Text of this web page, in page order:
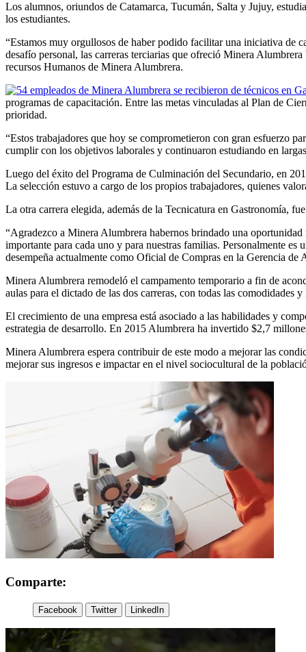
Los alumnos, oriundos de Catamarca, Tucumán, Salta y Jujuy,
los estudiantes.
“Estamos muy orgullosos de haber podido facilitar una iniciativa de
desafío personal, las carreras terciarias que ofreció Minera
recursos Humanos de Minera Alumbrera.
programas de capacitación. Entre las metas vinculadas al Plan de
prioridad.
“Estos trabajadores que hoy se comprometieron con gran esfuerzo
cumplir con los objetivos laborales y continuaron estudiando en
Luego del éxito del Programa de Culminación del Secundario, en
La selección estuvo a cargo de los propios trabajadores, quienes
La otra carrera elegida, además de la Tecnicatura en Gastronomía,
“Agradezco a Minera Alumbrera habernos brindado una
importante para cada uno y para nuestras familias. Personalmente
desempeña actualmente como Oficial de Compras en la Gerencia
Minera Alumbrera remodeló el campamento temporario a fin de
aulas para el dictado de las dos carreras, con todas las comodidades
El crecimiento de una empresa está asociado a las habilidades y
estrategia de desarrollo. En 2015 Alumbrera ha invertido $2,7
Minera Alumbrera espera contribuir de este modo a mejorar las
mejorar sus ingresos e impactar en el nivel sociocultural de la
Comparte:
Facebook Twitter LinkedIn